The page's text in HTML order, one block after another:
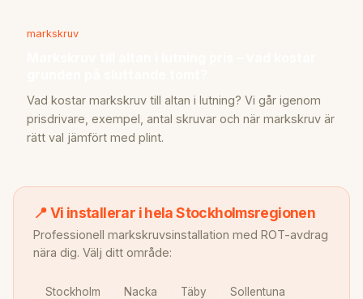
markskruv
Vad kostar markskruv till altan i lutning? Vi går igenom
prisdrivare, exempel, antal skruvar och när markskruv är
rätt val jämfört med plint.
📍 Vi installerar i hela Stockholmsregionen
Professionell markskruvsinstallation med ROT-avdrag
nära dig. Välj ditt område:
Stockholm Nacka Täby Sollentuna